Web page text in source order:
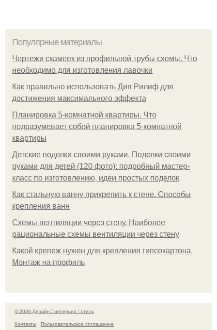
Популярные материалы
Чертежи скамеек из профильной трубы схемы. Что
необходимо для изготовления лавочки
Как правильно использовать Дип Рилиф для
достижения максимального эффекта
Планировка 5-комнатной квартиры. Что
подразумевает собой планировка 5-комнатной
квартиры
Детские поделки своими руками. Поделки своими
руками для детей (120 фото): подробный мастер-
класс по изготовлению, идеи простых поделок
Как стальную ванну прикрепить к стене. Способы
крепления ванн
Схемы вентиляции через стену. Наиболее
рациональные схемы вентиляции через стену
Какой крепеж нужен для крепления гипсокартона.
Монтаж на профиль
© 2026 Дизайн / интерьер / стиль
Контакты
Пользовательское соглашение